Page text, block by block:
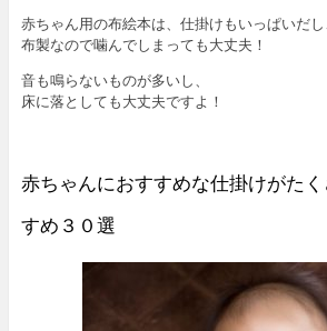
赤ちゃん用の布絵本は、仕掛けもいっぱいだし
布製なので噛んでしまっても大丈夫！
音も鳴らないものが多いし、
床に落としても大丈夫ですよ！
赤ちゃんにおすすめな仕掛けがた
すめ３０選